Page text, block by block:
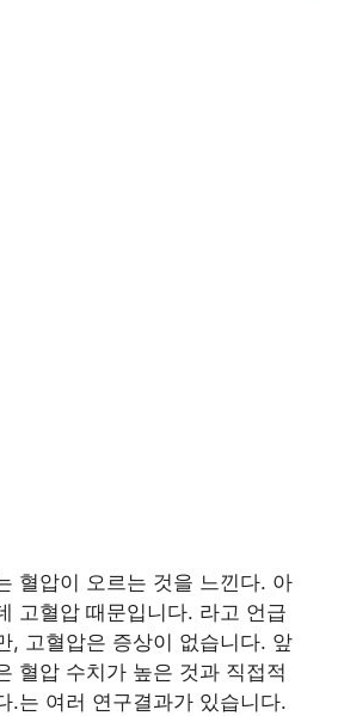
혈압이 오르는 것을 느낀다. 아
고혈압 때문입니다. 라고 언급
, 고혈압은 증상이 없습니다. 앞
혈압 수치가 높은 것과 직접적
.는 여러 연구결과가 있습니다.